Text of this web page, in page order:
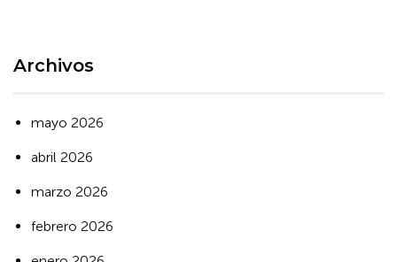
Archivos
mayo 2026
abril 2026
marzo 2026
febrero 2026